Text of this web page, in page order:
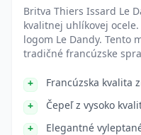
Britva Thiers Issard Le
kvalitnej uhlíkovej
logom Le Dandy. Tento
tradičné francúzske
Francúzska kvalita
Čepeľ z vysoko
Elegantné